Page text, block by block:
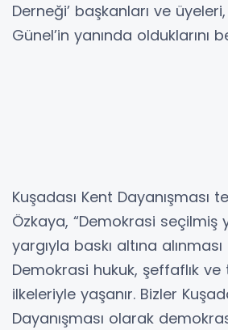
Derneği’ başkanları ve
Günel’in yanında olduklarını
Kuşadası Kent Dayanışması
Özkaya, “Demokrasi seçilmiş
yargıyla baskı altına
Demokrasi hukuk, şeffaflık ve
ilkeleriyle yaşanır. Bizler
Dayanışması olarak